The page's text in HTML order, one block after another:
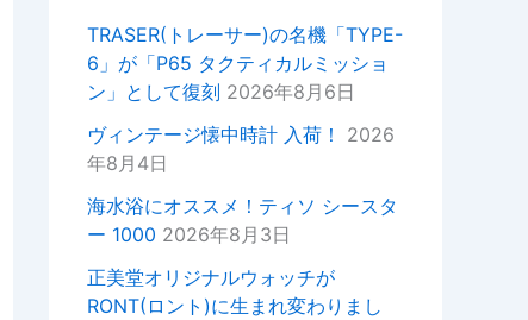
オーナーからの返信
k様
この度は嬉しい評価をいただき誠
にありがとうございます。
YouTubeの動画もご覧いただい
ているとのことで、スタッフ一同
大変嬉しい気持ちでございます。
次お越しの際はぜひお話しさせて
いただきたいので宜しければお声
掛けいただけると幸いでございま
す。
TRASER(トレーサー)の名機「TYPE-
6」が「P65 タクティカルミッショ
ン」として復刻 2026年8月6日
ヴィンテージ懐中時計 入荷！
2026
年8月4日
海水浴にオススメ！ティソ シースタ
ー 1000 2026年8月3日
正美堂オリジナルウォッチが
RONT(ロント)に生まれ変わりまし